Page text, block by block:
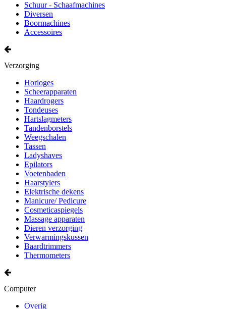
Schuur - Schaafmachines
Diversen
Boormachines
Accessoires
Verzorging
Horloges
Scheerapparaten
Haardrogers
Tondeuses
Hartslagmeters
Tandenborstels
Weegschalen
Tassen
Ladyshaves
Epilators
Voetenbaden
Haarstylers
Elektrische dekens
Manicure/ Pedicure
Cosmeticaspiegels
Massage apparaten
Dieren verzorging
Verwarmingskussen
Baardtrimmers
Thermometers
Computer
Overig